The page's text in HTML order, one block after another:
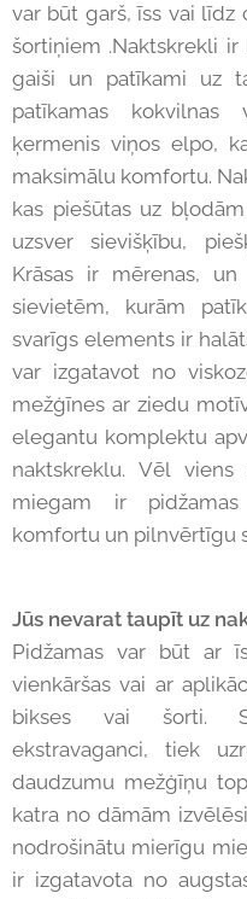
var būt garš, īss vai līdz
šortiņiem .Naktskrekli
gaiši un patīkami uz
patīkamas
ķermenis viņos elpo,
maksimālu komfortu.
kas piešūtas uz
uzsver sievišķību,
Krāsas ir mērenas,
sievietēm, kurām
svarīgs elements ir
var izgatavot no
mežģīnes ar ziedu
elegantu komplektu
naktskreklu. Vēl viens
miegam ir
komfortu un pilnvērtīgu
Jūs nevarat taupīt uz
Pidžamas var būt ar
vienkāršas vai ar
bikses vai šorti.
ekstravaganci, tiek
daudzumu mežģīņu
katra no dāmām
nodrošinātu mierīgu
ir izgatavota no